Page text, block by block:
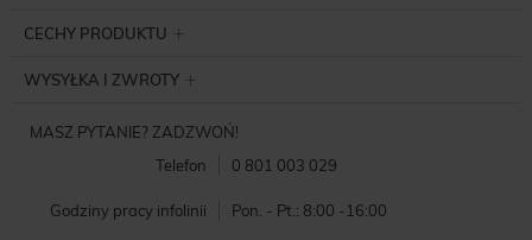
CECHY PRODUKTU
WYSYŁKA I ZWROTY
MASZ PYTANIE? ZADZWOŃ!
Telefon
0 801 003 029
Godziny pracy infolinii Pon. - Pt.: 8:00 -16:00